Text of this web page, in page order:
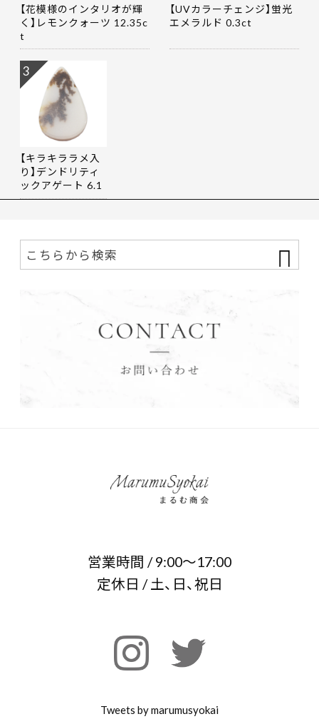
【花模様のインタリオが輝
く】レモンクォーツ 12.35c
t
【UVカラーチェンジ】蛍光
エメラルド 0.3ct
【キラキララメ入
り】デンドリティ
ックアゲート 6.1
9ct
3
営業時間 / 9:00～17:00
定休日 / 土、日、祝日
Tweets by marumusyokai